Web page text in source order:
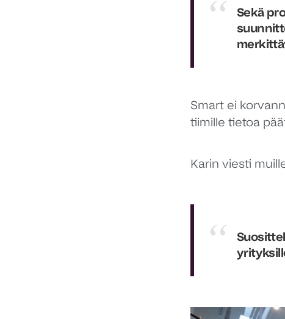
Sekä
Smart ei
tiimille tietoa
Karin viesti